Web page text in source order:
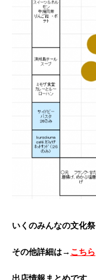
いくのみんなの文化祭
その他詳細は→ こちら
出店情報まとめです